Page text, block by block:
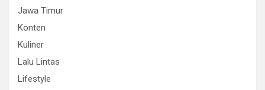
Jawa Timur
Konten
Kuliner
Lalu Lintas
Lifestyle